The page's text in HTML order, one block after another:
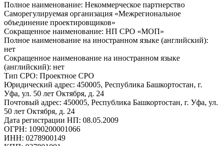
Полное наименование: Некоммерческое партнерство
Саморегулируемая организация «Межрегиональное
объединение проектировщиков»
Сокращенное наименование: НП СРО «МОП»
Полное наименование на иностранном языке (английский):
нет
Сокращенное наименование на иностранном языке
(английский): нет
Тип СРО: Проектное СРО
Юридический адрес: 450005, Республика Башкортостан, г.
Уфа, ул. 50 лет Октября, д. 24
Почтовый адрес: 450005, Республика Башкортостан, г. Уфа, ул.
50 лет Октября, д. 24
Дата регистрации НП: 08.05.2009
ОГРН: 1090200001066
ИНН: 0278900149